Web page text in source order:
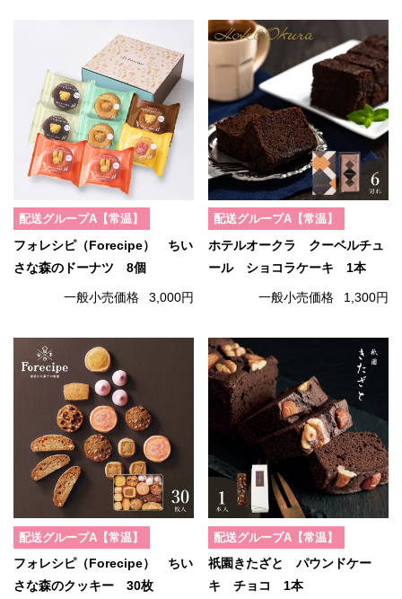
配送グループA【常温】
フォレシピ（Forecipe） ちい
さな森のドーナツ 8個
一般小売価格 3,000円
配送グループA【常温】
ホテルオークラ クーベルチュ
ール ショコラケーキ 1本
一般小売価格 1,300円
配送グループA【常温】
フォレシピ（Forecipe） ちい
さな森のクッキー 30枚
配送グループA【常温】
祇園きたざと パウンドケー
キ チョコ 1本